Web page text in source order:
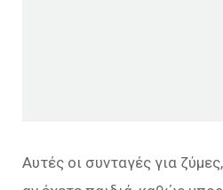
Αυτές οι συνταγές για